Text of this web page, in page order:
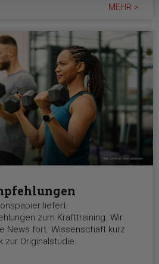
MEHR >
liefert
zum Krafttraining. Wir
News fort. Wissenschaft kurz
zur Originalstudie.